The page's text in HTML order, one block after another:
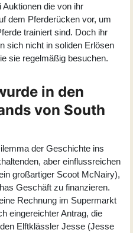
Auktionen die von ihr
dem Pferderücken vor, um
trainiert sind. Doch ihr
sich nicht in soliden Erlösen
sie regelmäßig besuchen.
in den
von South
der Geschichte ins
aber einflussreichen
großartiger Scoot McNairy),
Geschäft zu finanzieren.
Rechnung im Supermarkt
eingereichter Antrag, die
Elftklässler Jesse (Jesse